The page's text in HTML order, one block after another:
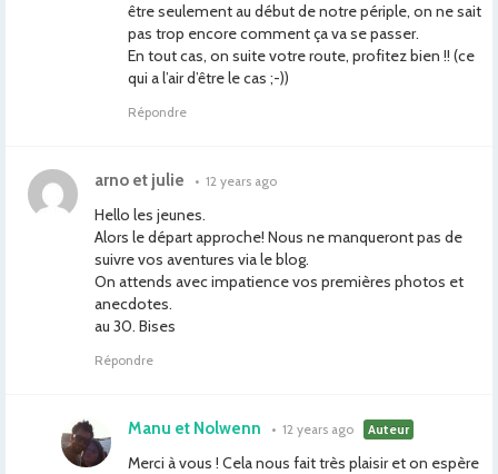
être seulement au début de notre périple, on ne sait
pas trop encore comment ça va se passer.
En tout cas, on suite votre route, profitez bien !! (ce
qui a l’air d’être le cas ;-))
Répondre
arno et julie • 12 years ago
Hello les jeunes.
Alors le départ approche! Nous ne manqueront pas de
suivre vos aventures via le blog.
On attends avec impatience vos premières photos et
anecdotes.
au 30. Bises
Répondre
Manu et Nolwenn • 12 years ago Auteur
Merci à vous ! Cela nous fait très plaisir et on espère